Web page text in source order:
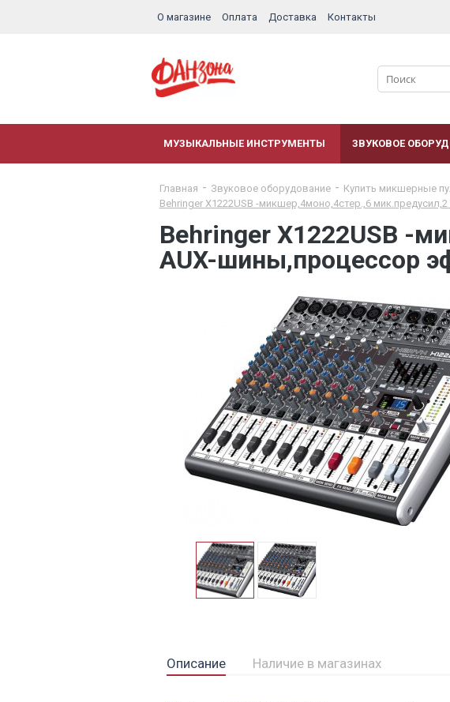
О магазине Оплата Доставка Контакты
МУЗЫКАЛЬНЫЕ ИНСТРУМЕНТЫ ЗВУКОВОЕ
Главная Звуковое оборудование
Купить микшерные
Behringer X1222USB -микшер,4моно,4стер.,6
Behringer X1222USB -
AUX-шины,процессор
Описание Наличие в магазинах